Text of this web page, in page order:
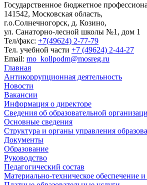
Государственное бюджетное
141542, Московская область,
г.о.Солнечногорск, д. Козино,
ул. Санаторно-лесной школы №1, дом 1
Тел/факс: +7(49624) 2-77-79
Тел. учебной части +7 (49624) 2-44-27
Email: mo_kollpodm@mosreg.ru
Главная
Антикоррупционная деятельность
Новости
Вакансии
Информация о директоре
Сведения об образовательной
Основные сведения
Структура и органы управления
Документы
Образование
Руководство
Педагогический состав
Материально-техническое обеспечение